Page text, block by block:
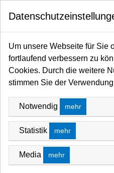
Startseite
Traversen / Rigging
KREISE
FILTERN NACH
Um unsere Webseite für Sie
fortlaufend verbessern zu
Cookies. Durch die weitere
stimmen Sie der
Notwendig mehr
Statistik mehr
Media mehr